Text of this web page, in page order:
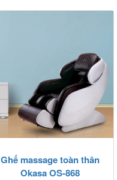
Ghế massage toàn thân
Okasa OS-868